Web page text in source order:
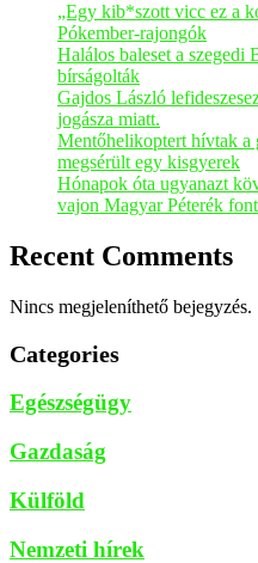
„Egy kib*szott vicc ez a
Pókember-rajongók
Halálos baleset a
bírságolták
Gajdos László
jogásza miatt.
Mentőhelikoptert hívtak a
megsérült egy kisgyerek
Hónapok óta ugyanazt
vajon Magyar Péterék
Recent Comments
Nincs megjeleníthető bejegyzés.
Categories
Egészségügy
Gazdaság
Külföld
Nemzeti hírek